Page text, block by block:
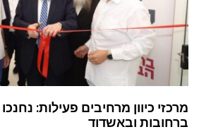
מרכזי כיוון מרחיבים פעילות:
ברחובות ובאשדוד